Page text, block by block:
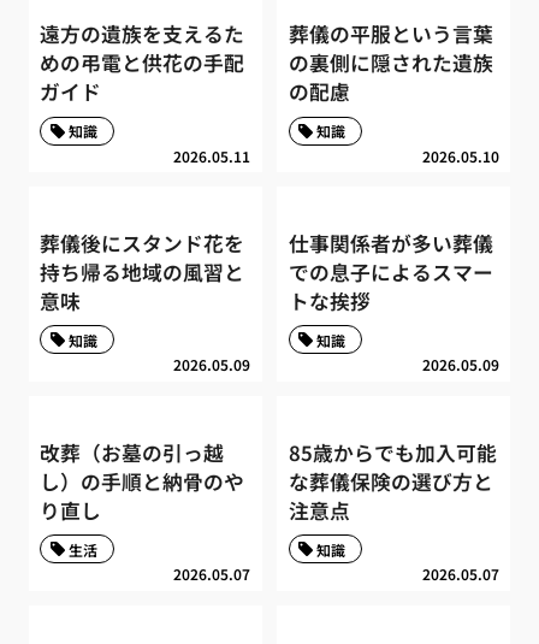
遠方の遺族を支えるた
めの弔電と供花の手配
ガイド
2026.05.11
知識
葬儀の平服という言葉
の裏側に隠された遺族
の配慮
2026.05.10
知識
葬儀後にスタンド花を
持ち帰る地域の風習と
意味
2026.05.09
知識
仕事関係者が多い葬儀
での息子によるスマー
トな挨拶
2026.05.09
知識
改葬（お墓の引っ越
し）の手順と納骨のや
り直し
2026.05.07
生活
85歳からでも加入可能
な葬儀保険の選び方と
注意点
2026.05.07
知識